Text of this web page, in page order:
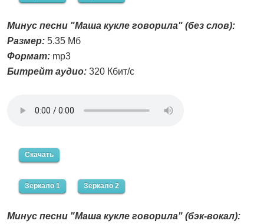
Минус песни "Маша кукле говорила" (без слов):
Размер: 5.35 Мб
Формат: mp3
Битрейт аудио: 320 Кбит/с
Скачать
Зеркало 1 Зеркало 2
Минус песни "Маша кукле говорила" (бэк-вокал):